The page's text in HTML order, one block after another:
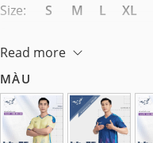
Size:
S M L XL
Read more
MÀU